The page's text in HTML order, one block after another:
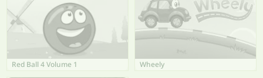
Red Ball 4 Volume 1 Wheely